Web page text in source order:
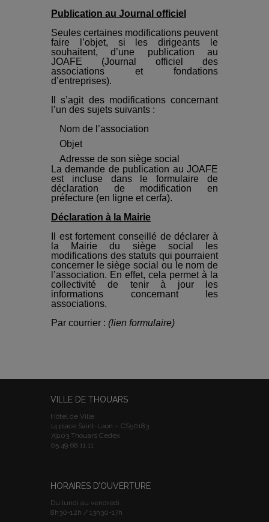
Publication au Journal officiel
Seules certaines modifications peuvent
faire l’objet, si les dirigeants le
souhaitent, d’une publication au
JOAFE (Journal officiel des
associations et fondations
d’entreprises).
Il s’agit des modifications concernant
l’un des sujets suivants :
Nom de l’association
Objet
Adresse de son siège social
La demande de publication au JOAFE
est incluse dans le formulaire de
déclaration de modification en
préfecture (en ligne et cerfa).
Déclaration à la Mairie
Il est fortement conseillé de déclarer à
la Mairie du siège social les
modifications des statuts qui pourraient
concerner le siège social ou le nom de
l’association. En effet, cela permet à la
collectivité de tenir à jour les
informations concernant les
associations.
Par courrier : (lien formulaire)
VILLE DE THOUARS
Hôtel de Ville
14 place Saint-Laon – CS50183
79103 Thouars Cedex
05.49.68.11.11
HORAIRES D’OUVERTURE
Du lundi au vendredi :
8h30-12h / 13h30-17h